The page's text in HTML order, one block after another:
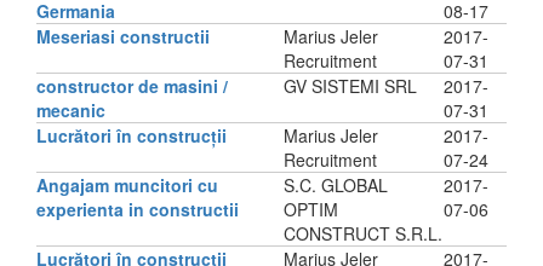
Germania
08-17
Meseriasi constructii
Marius Jeler
Recruitment
2017-
07-31
constructor de masini /
mecanic
GV SISTEMI SRL
2017-
07-31
Lucrători în construcții
Marius Jeler
Recruitment
2017-
07-24
Angajam muncitori cu
experienta in constructii
S.C. GLOBAL
OPTIM
CONSTRUCT S.R.L.
2017-
07-06
Lucrători în construcții
Marius Jeler
2017-